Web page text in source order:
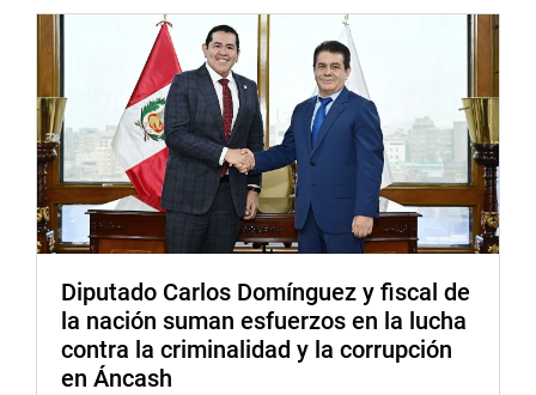
Diputado Carlos Domínguez y fiscal de
la nación suman esfuerzos en la lucha
contra la criminalidad y la corrupción
en Áncash